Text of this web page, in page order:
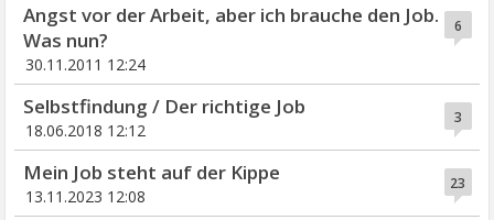
6
Angst vor der Arbeit, aber ich brauche den Job.
Was nun?
30.11.2011 12:24
3
Selbstfindung / Der richtige Job
18.06.2018 12:12
23
Mein Job steht auf der Kippe
13.11.2023 12:08